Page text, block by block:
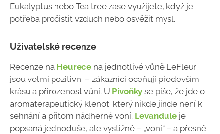
Eukalyptus nebo Tea tree zase využijete, když je
potřeba pročistit vzduch nebo osvěžit mysl.
Uživatelské recenze
Recenze na Heurece na jednotlivé vůně LeFleur
jsou velmi pozitivní – zákazníci oceňují především
krásu a přirozenost vůní. U Pivoňky se píše, že jde o
aromaterapeutický klenot, který nikde jinde není k
sehnání a přitom nádherně voní. Levandule je
popsaná jednoduše, ale výstižně – „voní“ – a přesně